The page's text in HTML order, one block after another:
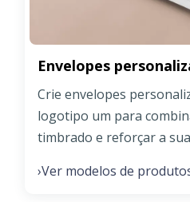
Envelopes
Crie envelopes
logotipo um para
timbrado e reforçar a
›Ver modelos de